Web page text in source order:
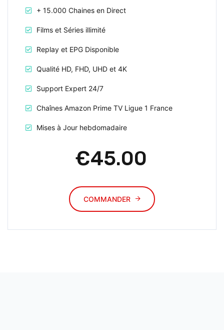
+ 15.000 Chaines en Direct
Films et Séries illimité
Replay et EPG Disponible
Qualité HD, FHD, UHD et 4K
Support Expert 24/7
Chaînes Amazon Prime TV Ligue 1 France
Mises à Jour hebdomadaire
€45.00
COMMANDER